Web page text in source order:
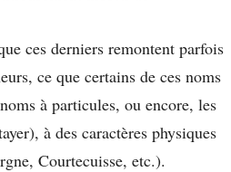
ces derniers remontent parfois
ce que certains de ces noms
à particules, ou encore, les
à des caractères physiques
Courtecuisse, etc.).